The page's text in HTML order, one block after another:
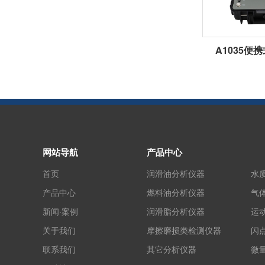
A1035便
网站导航
首页
产品中心
新闻·案例
关于我们
联系我们
产品中心
润滑油分析仪器
燃料油分析仪器
润滑脂分析仪器
摩擦磨损类检测仪器
其它分析仪器
水
气
运
闪
微